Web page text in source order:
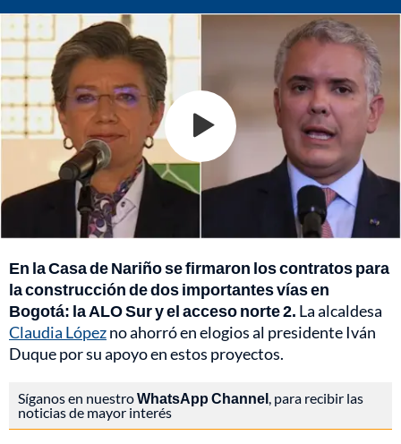
En la Casa de Nariño se firmaron los contratos para
la construcción de dos importantes vías en
Bogotá: la ALO Sur y el acceso norte 2. La alcaldesa
Claudia Lópezno ahorró en elogios al presidente Iván
Duque por su apoyo en estos proyectos.
Síganos en nuestroWhatsApp Channel , para recibir las
noticias de mayor interés